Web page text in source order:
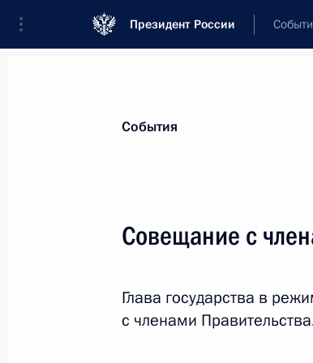
Президент России
Федерации
Лента событий
События
Совещание с
Глава государства в
с членами